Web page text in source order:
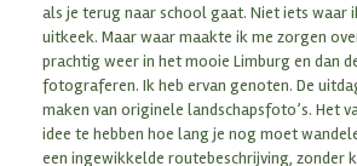
als je terug naar school gaat. Niet iets waar
uitkeek. Maar waar maakte ik me zorgen
prachtig weer in het mooie Limburg en dan
fotograferen. Ik heb ervan genoten. De
maken van originele landschapsfoto’s. Het
idee te hebben hoe lang je nog moet
een ingewikkelde routebeschrijving, zonder